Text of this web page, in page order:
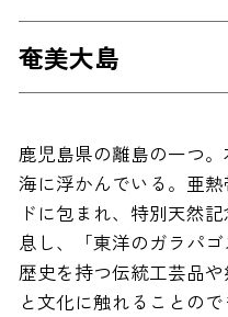
奄美大島
鹿児島県の離島の一つ
海に浮かんでいる。亜
ドに包まれ、特別天然
息し、「東洋のガラパ
歴史を持つ伝統工芸品
と文化に触れることの